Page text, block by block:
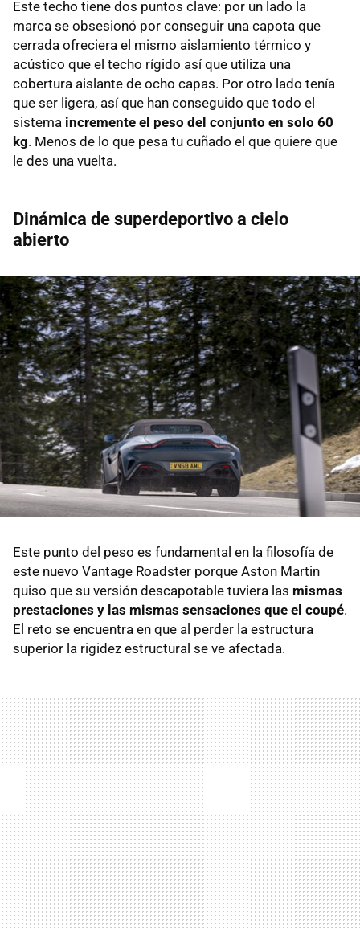
Este techo tiene dos puntos clave: por un lado la
marca se obsesionó por conseguir una capota que
cerrada ofreciera el mismo aislamiento térmico y
acústico que el techo rígido así que utiliza una
cobertura aislante de ocho capas. Por otro lado tenía
que ser ligera, así que han conseguido que todo el
sistema incremente el peso del conjunto en solo 60
kg. Menos de lo que pesa tu cuñado el que quiere que
le des una vuelta.
Dinámica de superdeportivo a cielo
abierto
Este punto del peso es fundamental en la filosofía de
este nuevo Vantage Roadster porque Aston Martin
quiso que su versión descapotable tuviera las mismas
prestaciones y las mismas sensaciones que el coupé.
El reto se encuentra en que al perder la estructura
superior la rigidez estructural se ve afectada.